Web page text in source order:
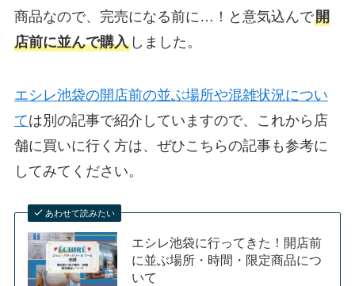
商品なので、完売になる前に…！と意気込んで開
店前に並んで購入しました。
エシレ池袋の開店前の並ぶ場所や混雑状況につい
ては別の記事で紹介していますので、これから店
舗に買いに行く方は、ぜひこちらの記事も参考に
してみてください。
あわせて読みたい
エシレ池袋に行ってきた！開店前
に並ぶ場所・時間・限定商品につ
いて